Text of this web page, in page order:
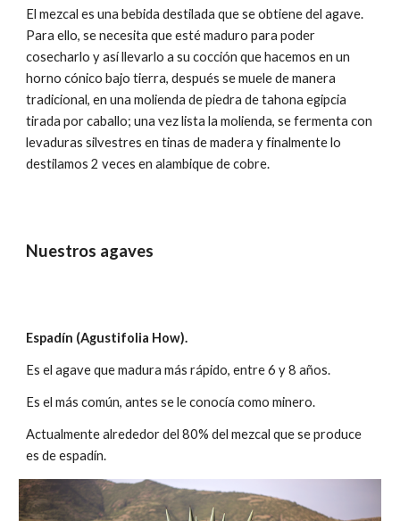
El mezcal es una bebida destilada que se obtiene del agave.
Para ello, se necesita que esté maduro para poder
cosecharlo y así llevarlo a su cocción que hacemos en un
horno cónico bajo tierra, después se muele de manera
tradicional, en una molienda de piedra de tahona egipcia
tirada por caballo; una vez lista la molienda, se fermenta con
levaduras silvestres en tinas de madera y finalmente lo
destilamos 2 veces en alambique de cobre.
Nuestros agaves
Espadín (Agustifolia How).
Es el agave que madura más rápido, entre 6 y 8 años.
Es el más común, antes se le conocía como minero.
Actualmente alrededor del 80% del mezcal que se produce
es de espadín.